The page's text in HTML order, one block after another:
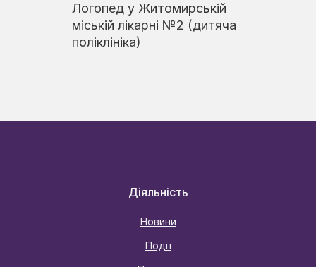
Логопед у Житомирській
міській лікарні №2 (дитяча
поліклініка)
Діяльність
Новини
Події